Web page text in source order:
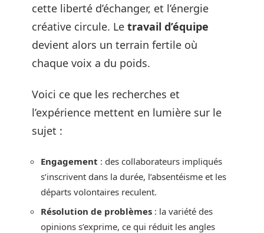
cette liberté d’échanger, et l’énergie
créative circule. Le travail d’équipe
devient alors un terrain fertile où
chaque voix a du poids.
Voici ce que les recherches et
l’expérience mettent en lumière sur le
sujet :
Engagement : des collaborateurs impliqués
s’inscrivent dans la durée, l’absentéisme et les
départs volontaires reculent.
Résolution de problèmes : la variété des
opinions s’exprime, ce qui réduit les angles